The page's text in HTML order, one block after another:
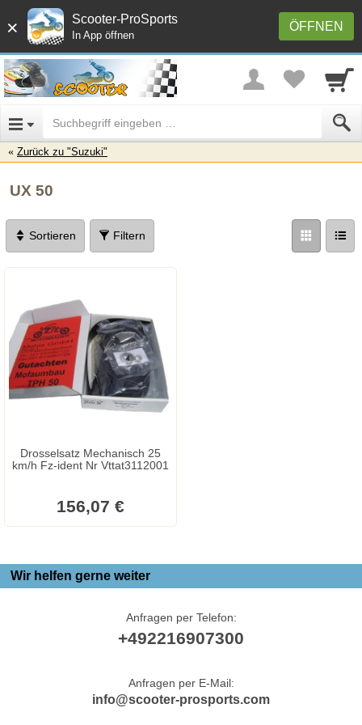
× ÖFFNEN
Scooter-ProSports
In App öffnen
Zurück zu "Suzuki"
UX 50
Sortieren Filtern
Drosselsatz Mechanisch 25
km/h Fz-ident Nr Vttat3112001
156,07 €
Wir helfen gerne weiter
Anfragen per Telefon:
+492216907300
Anfragen per E-Mail:
info@scooter-prosports.com